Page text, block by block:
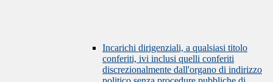
Incarichi dirigenziali, a qualsiasi titolo
conferiti, ivi inclusi quelli conferiti
discrezionalmente dall'organo di indirizzo